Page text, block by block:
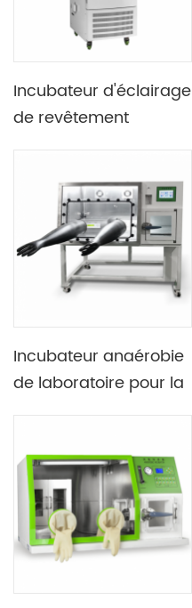
Incubateur d'éclairage
de revêtement
du laboratoire 475L
2900W
Incubateur anaérobie
de laboratoire pour la